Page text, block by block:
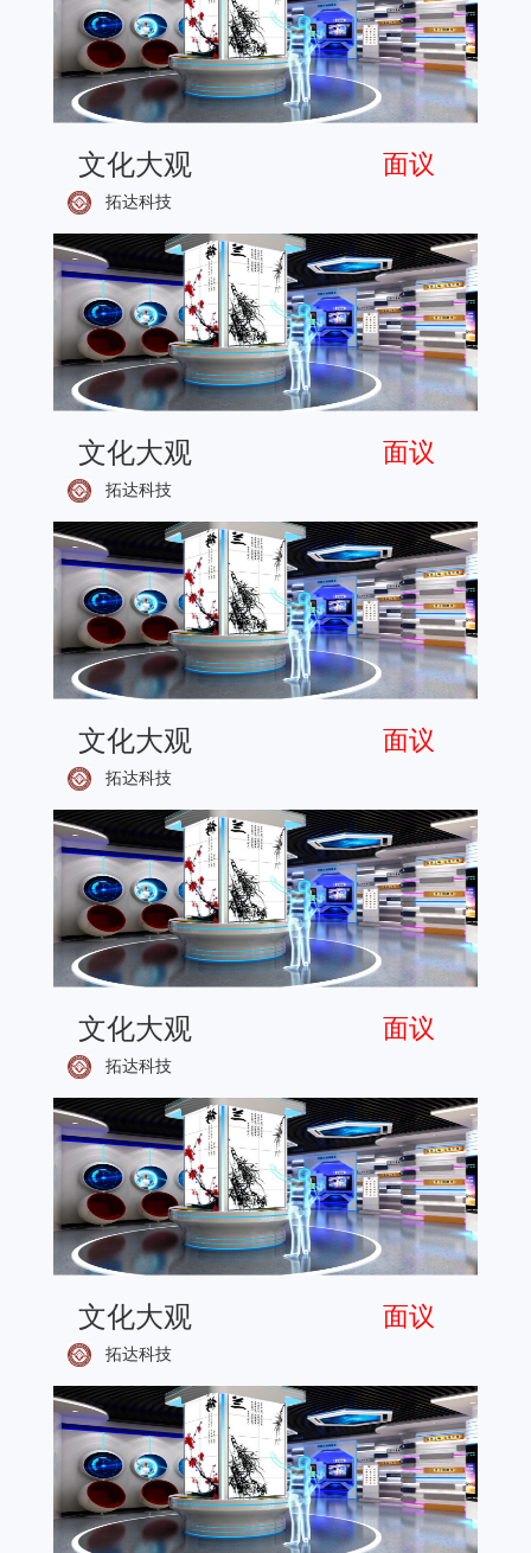
文化大观 面议
拓达科技
文化大观 面议
拓达科技
文化大观 面议
拓达科技
文化大观 面议
拓达科技
文化大观 面议
拓达科技